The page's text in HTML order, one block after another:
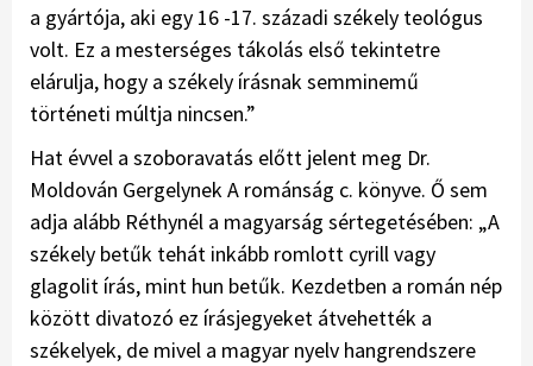
a gyártója, aki egy 16 -17. századi székely teológus
volt. Ez a mesterséges tákolás első tekintetre
elárulja, hogy a székely írásnak semminemű
történeti múltja nincsen.”
Hat évvel a szoboravatás előtt jelent meg Dr.
Moldován Gergelynek A románság c. könyve. Ő sem
adja alább Réthynél a magyarság sértegetésében: „A
székely betűk tehát inkább romlott cyrill vagy
glagolit írás, mint hun betűk. Kezdetben a román nép
között divatozó ez írásjegyeket átvehették a
székelyek, de mivel a magyar nyelv hangrendszere